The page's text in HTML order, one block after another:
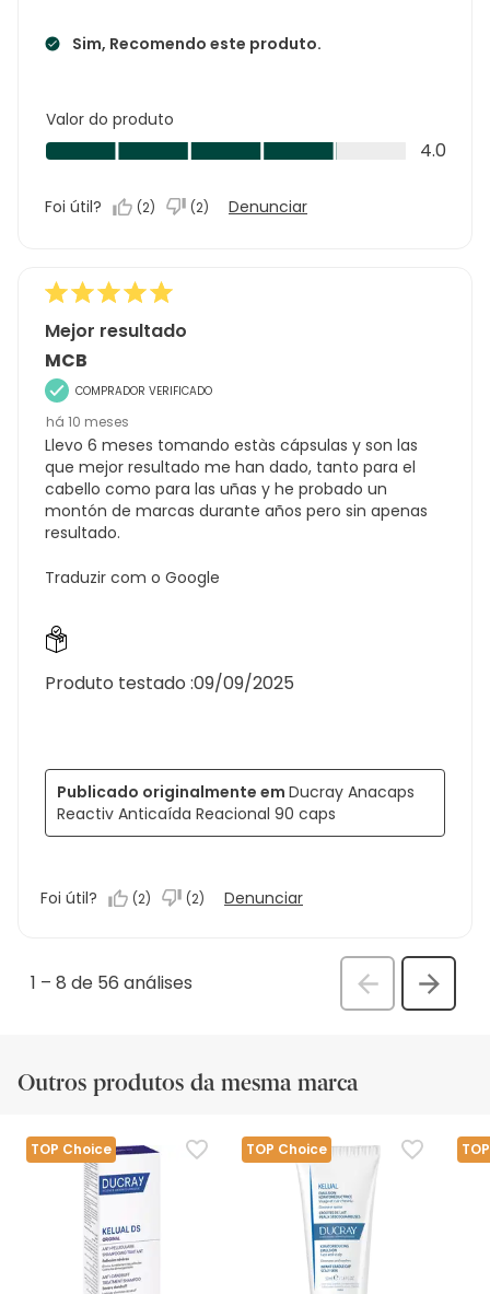
Sim, Recomendo este produto.
Valor do produto
Valor
do
4.0
4.0
Foi útil? (2) (2) Denunciar
Mejor resultado
MCB
COMPRADOR VERIFICADO
há 10 meses
Llevo 6 meses tomando estàs cápsulas y son las
que mejor resultado me han dado, tanto para el
cabello como para las uñas y he probado un
montón de marcas durante años pero sin apenas
resultado.
Traduzir com o Google
Produto testado :09/09/2025
Publicado originalmente em Ducray Anacaps
Reactiv Anticaída Reacional 90 caps
Foi útil? (2) (2) Denunciar
1 – 8 de 56 análises
Anterior
Outros produtos da mesma marca
TOP Choice TOP Choice